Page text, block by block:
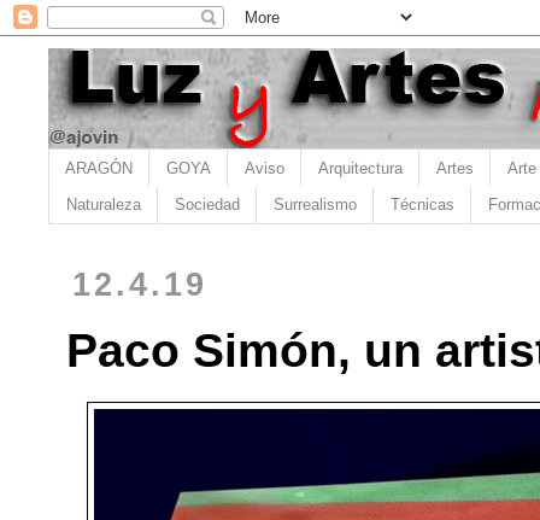
ARAGÓN GOYA Aviso Arquitectura Artes Arte
Naturaleza Sociedad Surrealismo Técnicas
12.4.19
Paco Simón, un